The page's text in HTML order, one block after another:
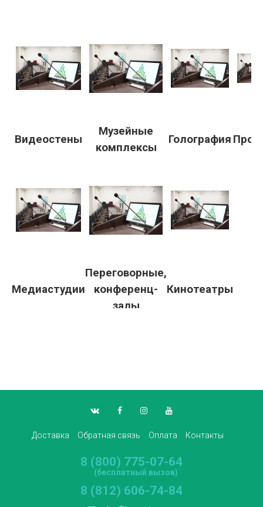
Видеостены
Музейные
комплексы
Голография
Медиастудии
Переговорные,
конференц-
залы
Кинотеатры
Доставка Обратная связь Оплата Контакты
8 (800) 775-07-64
(бесплатный вызов)
8 (812) 606-74-84